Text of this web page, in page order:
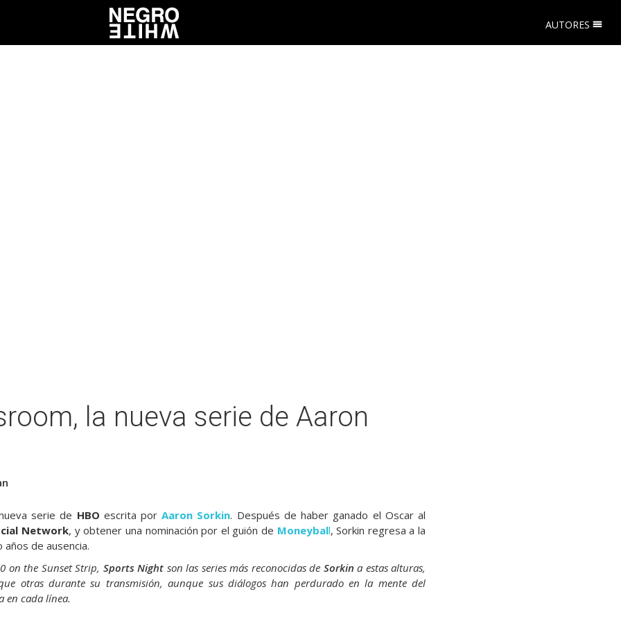
AUTORES
la nueva serie de Aaron
serie de HBO escrita porAaron Sorkin. Después de haber ganado el Oscar al
Network, y obtener una nominación por el guión de Moneyball, Sorkin regresa a la
de ausencia.
on the Sunset Strip, Sports Night son las series más reconocidas de Sorkin a estas alturas,
otras durante su transmisión, aunque sus diálogos han perdurado en la mente del
en cada línea.